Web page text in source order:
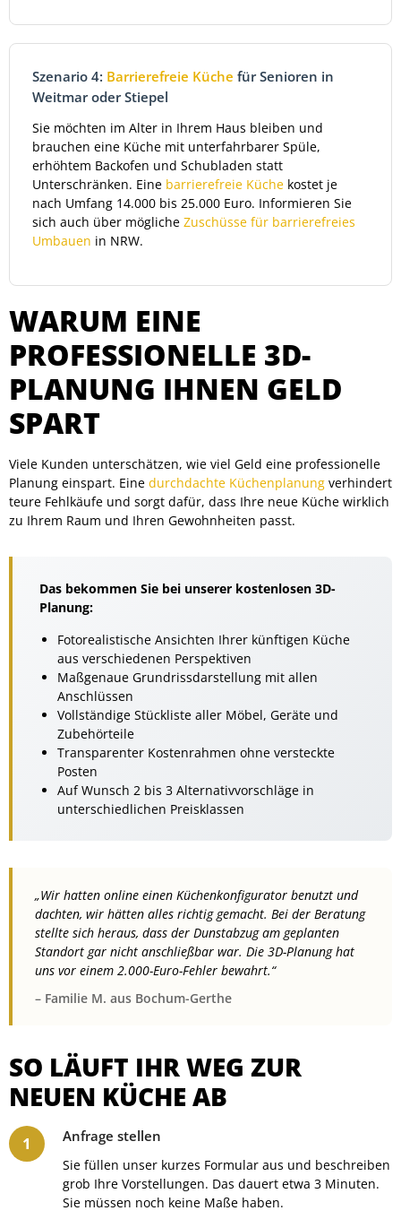
Szenario 4: Barrierefreie Küche für Senioren in
Weitmar oder Stiepel
Sie möchten im Alter in Ihrem Haus bleiben und
brauchen eine Küche mit unterfahrbarer Spüle,
erhöhtem Backofen und Schubladen statt
Unterschränken. Eine barrierefreie Küche kostet je
nach Umfang 14.000 bis 25.000 Euro. Informieren Sie
sich auch über mögliche Zuschüsse für barrierefreies
Umbauen in NRW.
WARUM EINE
PROFESSIONELLE 3D-
PLANUNG IHNEN GELD
SPART
Viele Kunden unterschätzen, wie viel Geld eine professionelle
Planung einspart. Eine durchdachte Küchenplanung verhindert
teure Fehlkäufe und sorgt dafür, dass Ihre neue Küche wirklich
zu Ihrem Raum und Ihren Gewohnheiten passt.
Das bekommen Sie bei unserer kostenlosen 3D-
Planung:
Fotorealistische Ansichten Ihrer künftigen Küche
aus verschiedenen Perspektiven
Maßgenaue Grundrissdarstellung mit allen
Anschlüssen
Vollständige Stückliste aller Möbel, Geräte und
Zubehörteile
Transparenter Kostenrahmen ohne versteckte
Posten
Auf Wunsch 2 bis 3 Alternativvorschläge in
unterschiedlichen Preisklassen
„Wir hatten online einen Küchenkonfigurator benutzt und
dachten, wir hätten alles richtig gemacht. Bei der Beratung
stellte sich heraus, dass der Dunstabzug am geplanten
Standort gar nicht anschließbar war. Die 3D-Planung hat
uns vor einem 2.000-Euro-Fehler bewahrt.“
– Familie M. aus Bochum-Gerthe
SO LÄUFT IHR WEG ZUR
NEUEN KÜCHE AB
Anfrage stellen
Sie füllen unser kurzes Formular aus und beschreiben
grob Ihre Vorstellungen. Das dauert etwa 3 Minuten.
Sie müssen noch keine Maße haben.